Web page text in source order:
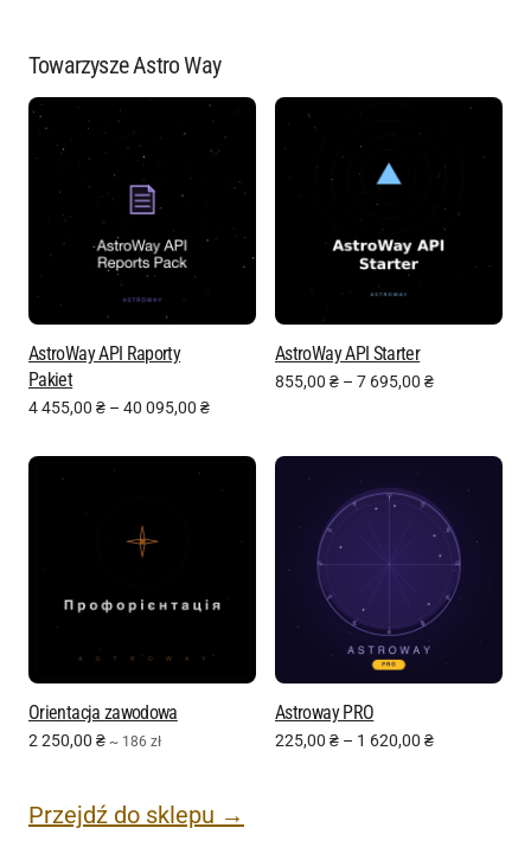
Towarzysze Astro Way
AstroWay API Raporty
Pakiet
4 455,00 ₴ – 40 095,00 ₴
AstroWay API Starter
855,00 ₴ – 7 695,00 ₴
Orientacja zawodowa
2 250,00 ₴ ~ 186 zł
Astroway PRO
225,00 ₴ – 1 620,00 ₴
Przejdź do sklepu →